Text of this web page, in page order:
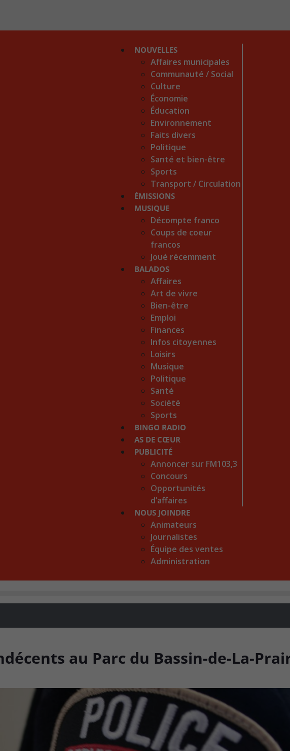
NOUVELLES
Affaires municipales
Communauté / Social
Culture
Économie
Éducation
Environnement
Faits divers
Politique
Santé et bien-être
Sports
Transport / Circulation
ÉMISSIONS
MUSIQUE
Décompte franco
Coups de coeur
francos
Joué récemment
BALADOS
Affaires
Art de vivre
Bien-être
Emploi
Finances
Infos citoyennes
Loisirs
Musique
Politique
Santé
Société
Sports
BINGO RADIO
AS DE CŒUR
PUBLICITÉ
Annoncer sur FM103,3
Concours
Opportunités
d’affaires
NOUS JOINDRE
Animateurs
Journalistes
Équipe des ventes
Administration
au Parc du Bassin-de-La-